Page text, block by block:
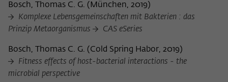
Bosch, Thomas C. G. ( München, 2019)
Komplexe Lebensgemeinschaften mit Bakterien : das
Prinzip Metaorganismus
CAS eSeries
Bosch, Thomas C. G. (Cold Spring Habor, 2019)
Fitness effects of host-bacterial interactions - the
microbial perspective